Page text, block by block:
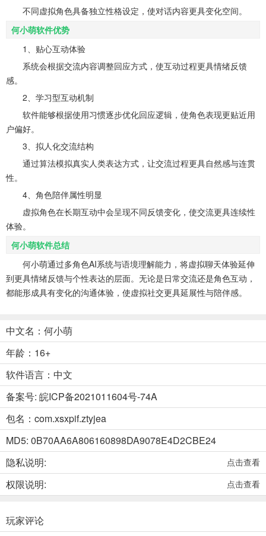
不同虚拟角色具备独立性格设定，使对话内容更具变化空间。
何小萌软件优势
1、贴心互动体验
系统会根据交流内容调整回应方式，使互动过程更具情绪反馈
感。
2、学习型互动机制
软件能够根据使用习惯逐步优化回应逻辑，使角色表现更贴近用
户偏好。
3、拟人化交流结构
通过算法模拟真实人类表达方式，让交流过程更具自然感与连贯
性。
4、角色陪伴属性明显
虚拟角色在长期互动中会呈现不同反馈变化，使交流更具连续性
体验。
何小萌软件总结
何小萌通过多角色AI系统与语境理解能力，将虚拟聊天体验延伸
到更具情绪反馈与个性表达的层面。无论是日常交流还是角色互动，
都能形成具有变化的沟通体验，使虚拟社交更具延展性与陪伴感。
中文名：何小萌
年龄：16+
软件语言：中文
备案号: 皖ICP备2021011604号-74A
包名：com.xsxpif.ztyjea
MD5: 0B70AA6A806160898DA9078E4D2CBE24
隐私说明:
点击查看
权限说明: 点击查看
玩家评论